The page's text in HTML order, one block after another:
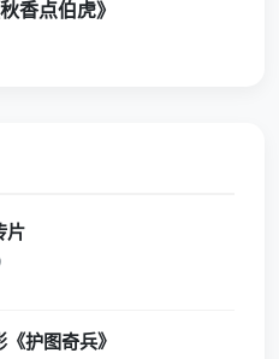
香点伯虎》
片
护图奇兵》